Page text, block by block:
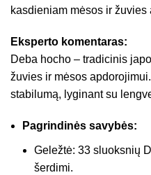
kasdieniam mėsos ir žuvies
Eksperto komentaras:
Deba hocho – tradicinis
žuvies ir mėsos
stabilumą, lyginant su
Pagrindinės savybės:
Geležtė: 33 sluoksnių
šerdimi.